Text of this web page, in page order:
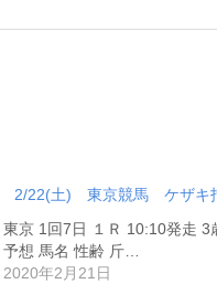
2/22(土) 東京競馬 ケザキ
東京 1回7日 １Ｒ 10:10発走
予想 馬名 性齢 斤…
2020年2月21日